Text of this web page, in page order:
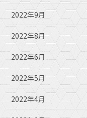
2022年9月
2022年8月
2022年6月
2022年5月
2022年4月